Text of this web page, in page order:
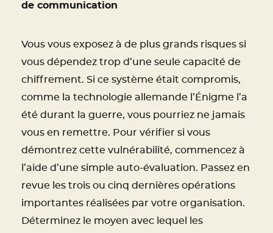
de communication
Vous vous exposez à de plus grands risques si
vous dépendez trop d’une seule capacité de
chiffrement. Si ce système était compromis,
comme la technologie allemande l’Énigme l’a
été durant la guerre, vous pourriez ne jamais
vous en remettre. Pour vérifier si vous
démontrez cette vulnérabilité, commencez à
l’aide d’une simple auto-évaluation. Passez en
revue les trois ou cinq dernières opérations
importantes réalisées par votre organisation.
Déterminez le moyen avec lequel les